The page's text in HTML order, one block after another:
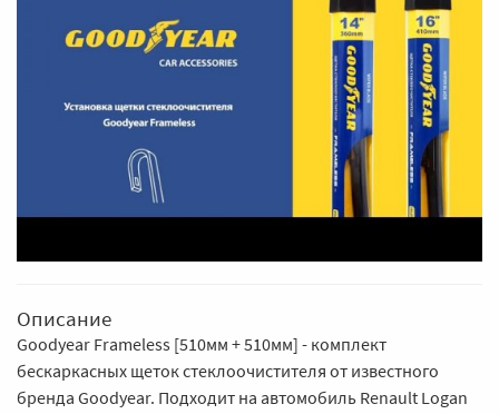
Описание
Goodyear Frameless [510мм + 510мм] - комплект
бескаркасных щеток стеклоочистителя от известного
бренда Goodyear. Подходит на автомобиль Renault Logan